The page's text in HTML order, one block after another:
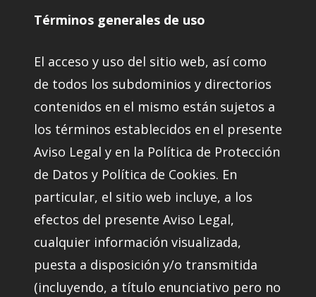
Términos generales de uso
El acceso y uso del sitio web, así como
de todos los subdominios y directorios
contenidos en el mismo están sujetos a
los términos establecidos en el presente
Aviso Legal y en la Política de Protección
de Datos y Política de Cookies. En
particular, el sitio web incluye, a los
efectos del presente Aviso Legal,
cualquier información visualizada,
puesta a disposición y/o transmitida
(incluyendo, a título enunciativo pero no